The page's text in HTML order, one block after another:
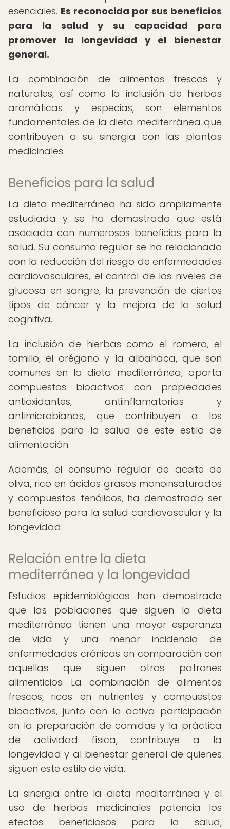
esenciales. Es reconocida por sus beneficios
para la salud y su capacidad para
promover la longevidad y el bienestar
general.
La combinación de alimentos frescos y
naturales, así como la inclusión de hierbas
aromáticas y especias, son elementos
fundamentales de la dieta mediterránea que
contribuyen a su sinergia con las plantas
medicinales.
Beneficios para la salud
La dieta mediterránea ha sido ampliamente
estudiada y se ha demostrado que está
asociada con numerosos beneficios para la
salud. Su consumo regular se ha relacionado
con la reducción del riesgo de enfermedades
cardiovasculares, el control de los niveles de
glucosa en sangre, la prevención de ciertos
tipos de cáncer y la mejora de la salud
cognitiva.
La inclusión de hierbas como el romero, el
tomillo, el orégano y la albahaca, que son
comunes en la dieta mediterránea, aporta
compuestos bioactivos con propiedades
antioxidantes, antiinflamatorias y
antimicrobianas, que contribuyen a los
beneficios para la salud de este estilo de
alimentación.
Además, el consumo regular de aceite de
oliva, rico en ácidos grasos monoinsaturados
y compuestos fenólicos, ha demostrado ser
beneficioso para la salud cardiovascular y la
longevidad.
Relación entre la dieta
mediterránea y la longevidad
Estudios epidemiológicos han demostrado
que las poblaciones que siguen la dieta
mediterránea tienen una mayor esperanza
de vida y una menor incidencia de
enfermedades crónicas en comparación con
aquellas que siguen otros patrones
alimenticios. La combinación de alimentos
frescos, ricos en nutrientes y compuestos
bioactivos, junto con la activa participación
en la preparación de comidas y la práctica
de actividad física, contribuye a la
longevidad y al bienestar general de quienes
siguen este estilo de vida.
La sinergia entre la dieta mediterránea y el
uso de hierbas medicinales potencia los
efectos beneficiosos para la salud,